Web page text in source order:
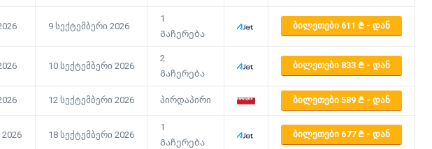
9 სექტემბერი 2026
1
Გაჩერება
ᲑᲘᲚᲔᲗᲔᲑᲘ 611 - ᲓᲐᲜ
10 სექტემბერი 2026
2
Გაჩერება
ᲑᲘᲚᲔᲗᲔᲑᲘ 833 - ᲓᲐᲜ
12 სექტემბერი 2026 პირდაპირი ᲑᲘᲚᲔᲗᲔᲑᲘ 589 - ᲓᲐᲜ
18 სექტემბერი 2026
1
Გაჩერება
ᲑᲘᲚᲔᲗᲔᲑᲘ 677 - ᲓᲐᲜ